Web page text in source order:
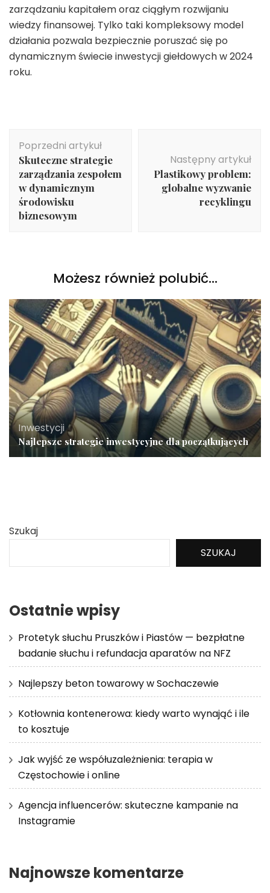
zarządzaniu kapitałem oraz ciągłym rozwijaniu
wiedzy finansowej. Tylko taki kompleksowy model
działania pozwala bezpiecznie poruszać się po
dynamicznym świecie inwestycji giełdowych w 2024
roku.
wpisu
Poprzedni artykuł
Skuteczne strategie
zarządzania zespołem
w dynamicznym
środowisku
biznesowym
Następny artykuł
Plastikowy problem:
globalne wyzwanie
recyklingu
Możesz również polubić…
Inwestycji
Najlepsze strategie inwestycyjne dla początkujących
Szukaj
SZUKAJ
Ostatnie wpisy
Protetyk słuchu Pruszków i Piastów — bezpłatne
badanie słuchu i refundacja aparatów na NFZ
Najlepszy beton towarowy w Sochaczewie
Kotłownia kontenerowa: kiedy warto wynająć i ile
to kosztuje
Jak wyjść ze współuzależnienia: terapia w
Częstochowie i online
Agencja influencerów: skuteczne kampanie na
Instagramie
Najnowsze komentarze